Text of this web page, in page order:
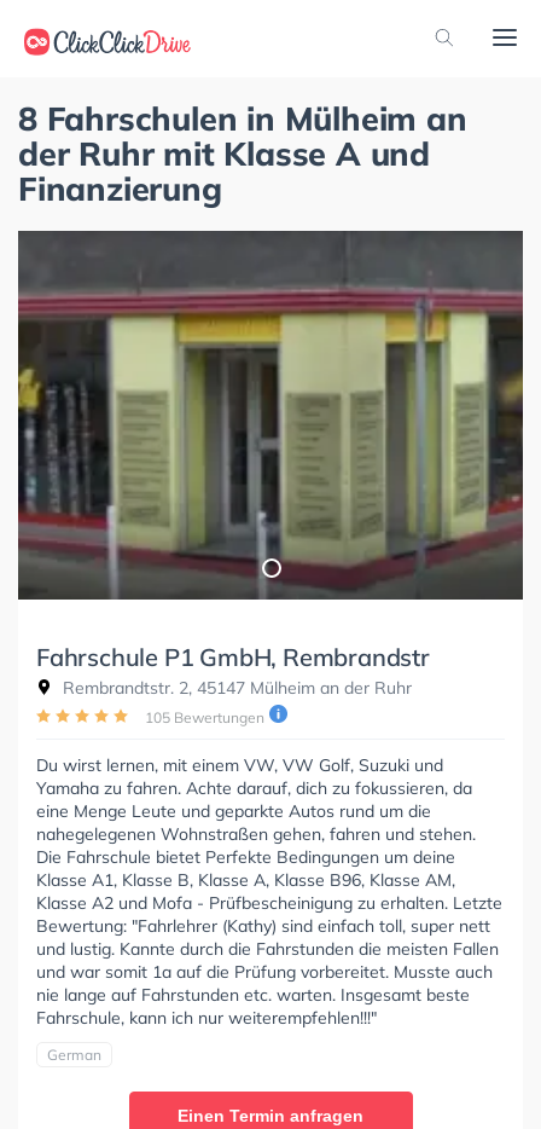
8 Fahrschulen in Mülheim an
der Ruhr mit Klasse A und
Finanzierung
Fahrschule P1 GmbH, Rembrandstr
Rembrandtstr. 2, 45147 Mülheim an der Ruhr
105 Bewertungen
Du wirst lernen, mit einem VW, VW Golf, Suzuki und
Yamaha zu fahren. Achte darauf, dich zu fokussieren, da
eine Menge Leute und geparkte Autos rund um die
nahegelegenen Wohnstraßen gehen, fahren und stehen.
Die Fahrschule bietet Perfekte Bedingungen um deine
Klasse A1, Klasse B, Klasse A, Klasse B96, Klasse AM,
Klasse A2 und Mofa - Prüfbescheinigung zu erhalten. Letzte
Bewertung: "Fahrlehrer (Kathy) sind einfach toll, super nett
und lustig. Kannte durch die Fahrstunden die meisten Fallen
und war somit 1a auf die Prüfung vorbereitet. Musste auch
nie lange auf Fahrstunden etc. warten. Insgesamt beste
Fahrschule, kann ich nur weiterempfehlen!!!"
German
Einen Termin anfragen